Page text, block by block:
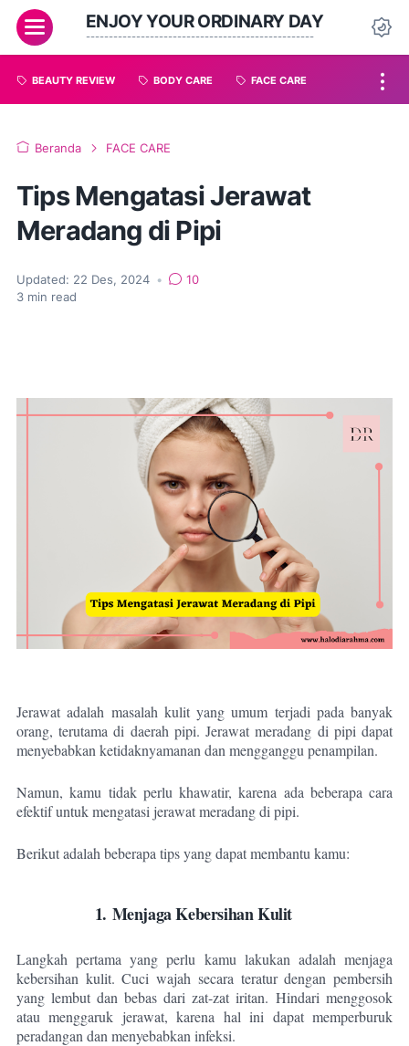
ENJOY YOUR ORDINARY DAY
--------------------------------------------------
BEAUTY REVIEW BODY CARE FACE CARE
Beranda FACE CARE
Tips Mengatasi Jerawat
Meradang di Pipi
Updated: 22 Des, 2024 •
10
3 min read
Jerawat adalah masalah kulit yang umum terjadi pada banyak
orang, terutama di daerah pipi. Jerawat meradang di pipi dapat
menyebabkan ketidaknyamanan dan mengganggu penampilan.
Namun, kamu tidak perlu khawatir, karena ada beberapa cara
efektif untuk mengatasi jerawat meradang di pipi.
Berikut adalah beberapa tips yang dapat membantu kamu:
1. Menjaga Kebersihan Kulit
Langkah pertama yang perlu kamu lakukan adalah menjaga
kebersihan kulit. Cuci wajah secara teratur dengan pembersih
yang lembut dan bebas dari zat-zat iritan. Hindari menggosok
atau menggaruk jerawat, karena hal ini dapat memperburuk
peradangan dan menyebabkan infeksi.